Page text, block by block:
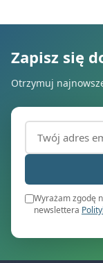
Zapisz się
Otrzymuj
Adres email
Wyrażam zgodę
newslettera